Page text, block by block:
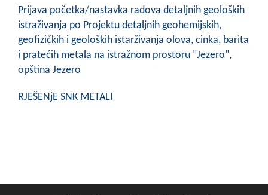
Prijava početka/nastavka radova detaljnih geoloških
istraživanja po Projektu detaljnih geohemijskih,
geofizičkih i geoloških istarživanja olova, cinka, barita
i pratećih metala na istražnom prostoru "Jezero",
opština Jezero
RJEŠENjE SNK METALI